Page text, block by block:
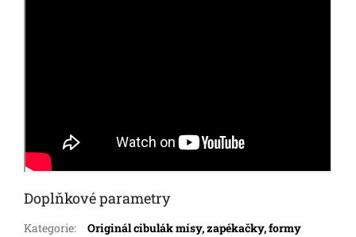
Doplňkové parametry
Kategorie:
Originál cibulák mísy, zapékačky, formy